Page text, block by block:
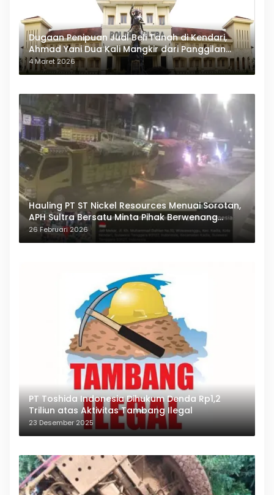
Dugaan Penipuan Jual Beli Tanah di Kendari,
Ahmad Yani Dua Kali Mangkir dari Panggilan
Polda Sultra
4 Maret 2026
Hauling PT ST Nickel Resources Menuai Sorotan,
APH Sultra Bersatu Minta Pihak Berwenang
Bertindak
26 Februari 2026
PT Toshida Indonesia Dihukum Denda Rp1,2
Triliun atas Aktivitas Tambang Ilegal
23 Desember 2025